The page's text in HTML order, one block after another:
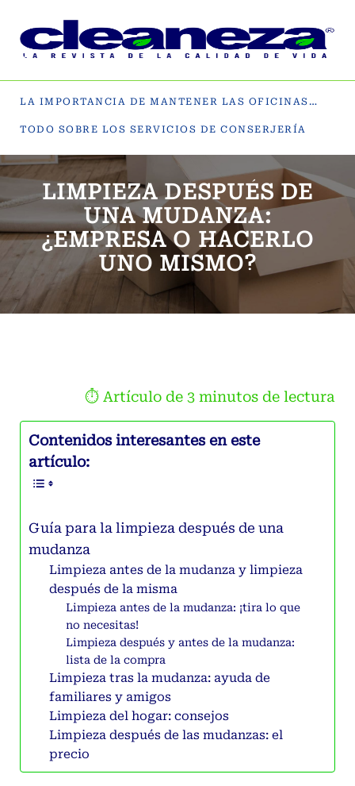
LA IMPORTANCIA DE MANTENER LAS OFICINAS LIMPIAS
TODO SOBRE LOS SERVICIOS DE CONSERJERÍA
LIMPIEZA DESPUÉS DE
UNA MUDANZA:
¿EMPRESA O HACERLO
UNO MISMO?
⏱ Artículo de 3 minutos de lectura
Contenidos interesantes en este
artículo:
Guía para la limpieza después de una
mudanza
Limpieza antes de la mudanza y limpieza
después de la misma
Limpieza antes de la mudanza: ¡tira lo que
no necesitas!
Limpieza después y antes de la mudanza:
lista de la compra
Limpieza tras la mudanza: ayuda de
familiares y amigos
Limpieza del hogar: consejos
Limpieza después de las mudanzas: el
precio